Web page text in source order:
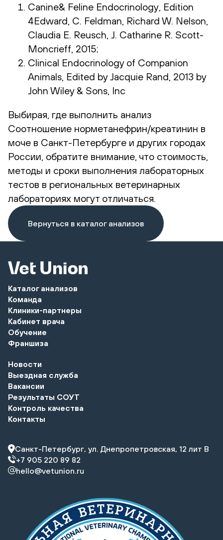
Canine& Feline Endocrinology, Edition
4Edward, C. Feldman, Richard W. Nelson,
Claudia E. Reusch, J. Catharine R. Scott-
Moncrieff, 2015;
Сlinical Endocrinology of Companion
Animals, Edited by Jacquie Rand, 2013 by
John Wiley & Sons, Inc
Выбирая, где выполнить анализ
Соотношение норметанефрин/креатинин в
моче в Санкт-Петербурге и других городах
России, обратите внимание, что стоимость,
методы и сроки выполнения лабораторных
тестов в региональных ветеринарных
лабораториях могут отличаться.
Вернуться в каталог анализов
Каталог анализов
Команда
Клиники-партнеры
Кабинет врача
Обучение
Франшиза
Новости
Выездная служба
Вакансии
Результаты СОУТ
Контроль качества
Контакты
Санкт-Петербург, ул. Днепропетровская, 12 лит В
+7 905 220 89 82
hello@vetunion.ru